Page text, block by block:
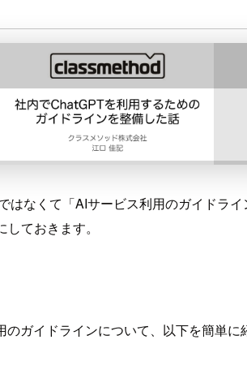
なくて「AIサービス利用のガイドラ
ておきます。
ガイドラインについて、以下を簡単に